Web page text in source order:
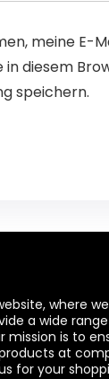
meine E-
in diesem
speichern.
where
a wide
mission is to
at
for your